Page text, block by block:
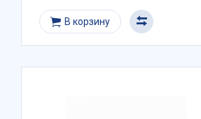
В корзину